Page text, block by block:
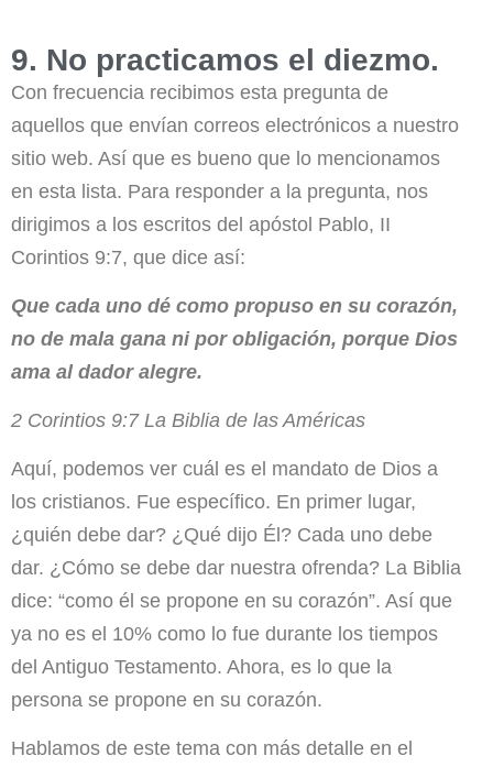
9. No practicamos el diezmo.
Con frecuencia recibimos esta pregunta de
aquellos que envían correos electrónicos a nuestro
sitio web. Así que es bueno que lo mencionamos
en esta lista. Para responder a la pregunta, nos
dirigimos a los escritos del apóstol Pablo, II
Corintios 9:7, que dice así:
Que cada uno dé como propuso en su corazón,
no de mala gana ni por obligación, porque Dios
ama al dador alegre.
2 Corintios 9:7 La Biblia de las Américas
Aquí, podemos ver cuál es el mandato de Dios a
los cristianos. Fue específico. En primer lugar,
¿quién debe dar? ¿Qué dijo Él? Cada uno debe
dar. ¿Cómo se debe dar nuestra ofrenda? La Biblia
dice: “como él se propone en su corazón”. Así que
ya no es el 10% como lo fue durante los tiempos
del Antiguo Testamento. Ahora, es lo que la
persona se propone en su corazón.
Hablamos de este tema con más detalle en el